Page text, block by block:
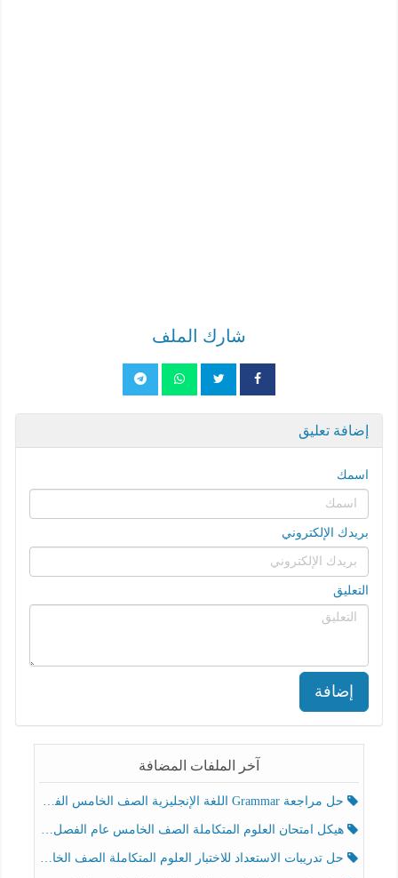
شارك الملف
إضافة تعليق
اسمك
بريدك الإلكتروني
التعليق
إضافة
آخر الملفات المضافة
حل مراجعة Grammar اللغة الإنجليزية الصف الخامس الفصل الثالث
هيكل امتحان العلوم المتكاملة الصف الخامس عام الفصل الدراسي الثالث 2025-2026
حل تدريبات الاستعداد للاختبار العلوم المتكاملة الصف الخامس عام الفصل الثالث